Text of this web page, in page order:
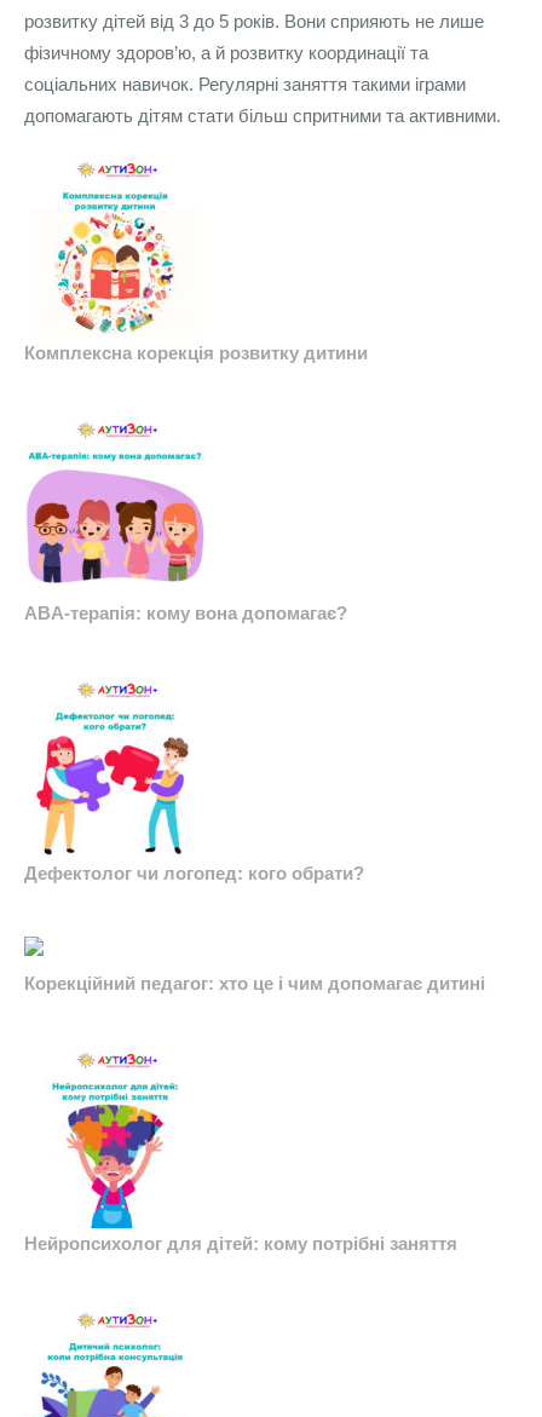
розвитку дітей від 3 до 5 років. Вони сприяють не лише
фізичному здоров’ю, а й розвитку координації та
соціальних навичок. Регулярні заняття такими іграми
допомагають дітям стати більш спритними та активними.
Комплексна корекція розвитку дитини
ABA-терапія: кому вона допомагає?
Дефектолог чи логопед: кого обрати?
Корекційний педагог: хто це і чим допомагає дитині
Нейропсихолог для дітей: кому потрібні заняття